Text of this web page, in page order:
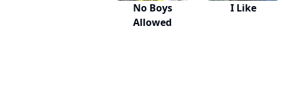
No Boys
Allowed
I Like